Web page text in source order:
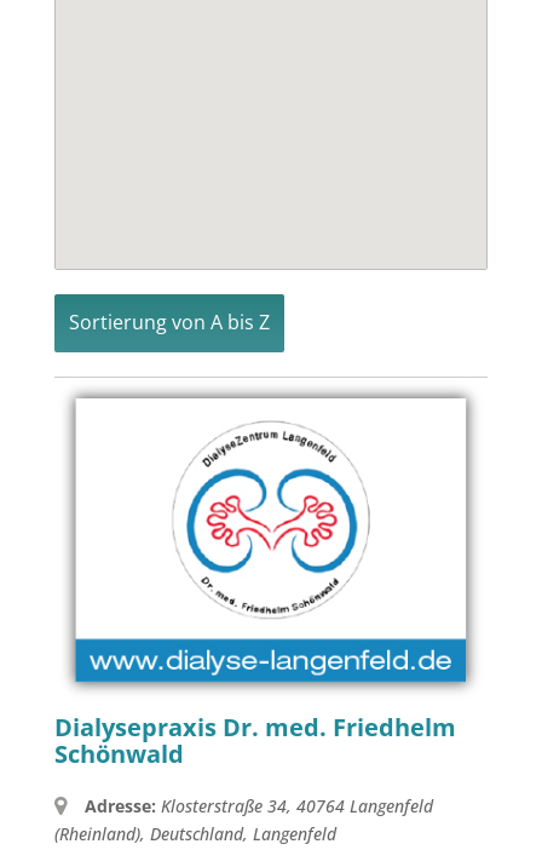
Sortierung von A bis Z
Dialysepraxis Dr. med. Friedhelm
Schönwald
Adresse: Klosterstraße 34, 40764 Langenfeld
(Rheinland), Deutschland, Langenfeld